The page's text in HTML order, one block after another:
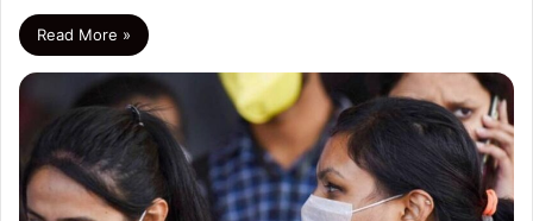
Read More »